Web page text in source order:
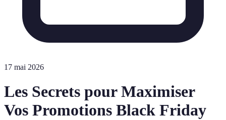
17 mai 2026
Les Secrets pour Maximiser
Vos Promotions Black Friday